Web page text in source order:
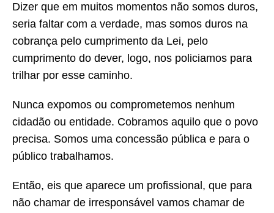
Dizer que em muitos momentos não somos duros,
seria faltar com a verdade, mas somos duros na
cobrança pelo cumprimento da Lei, pelo
cumprimento do dever, logo, nos policiamos para
trilhar por esse caminho.
Nunca expomos ou comprometemos nenhum
cidadão ou entidade. Cobramos aquilo que o povo
precisa. Somos uma concessão pública e para o
público trabalhamos.
Então, eis que aparece um profissional, que para
não chamar de irresponsável vamos chamar de